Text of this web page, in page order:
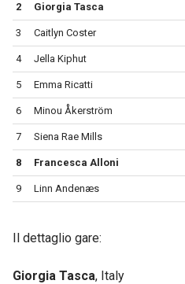
2 Giorgia Tasca
3 Caitlyn Coster
4 Jella Kiphut
5 Emma Ricatti
6 Minou Åkerström
7 Siena Rae Mills
8 Francesca Alloni
9 Linn Andenæs
Il dettaglio gare:
Giorgia Tasca, Italy